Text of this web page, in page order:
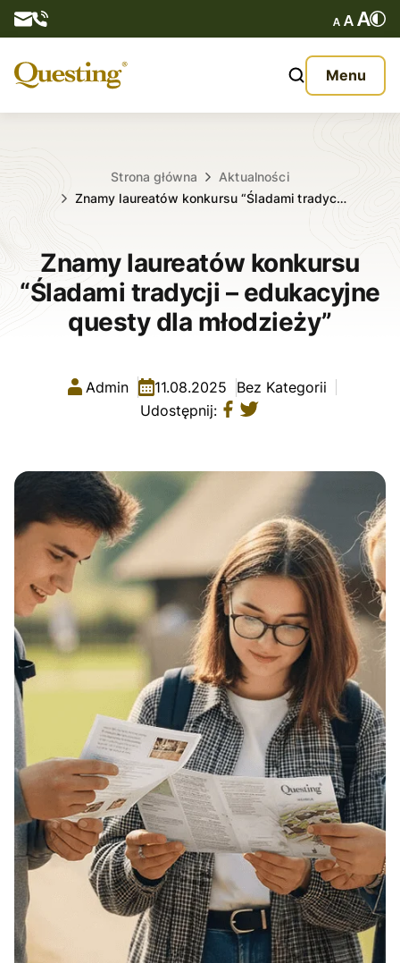
Menu
O nas
Kontakt
Strona główna
Aktualności
Znamy laureatów konkursu “Śladami tradyc…
Znamy laureatów konkursu
“Śladami tradycji – edukacyjne
questy dla młodzieży”
Admin 11.08.2025
Bez Kategorii
Udostępnij: